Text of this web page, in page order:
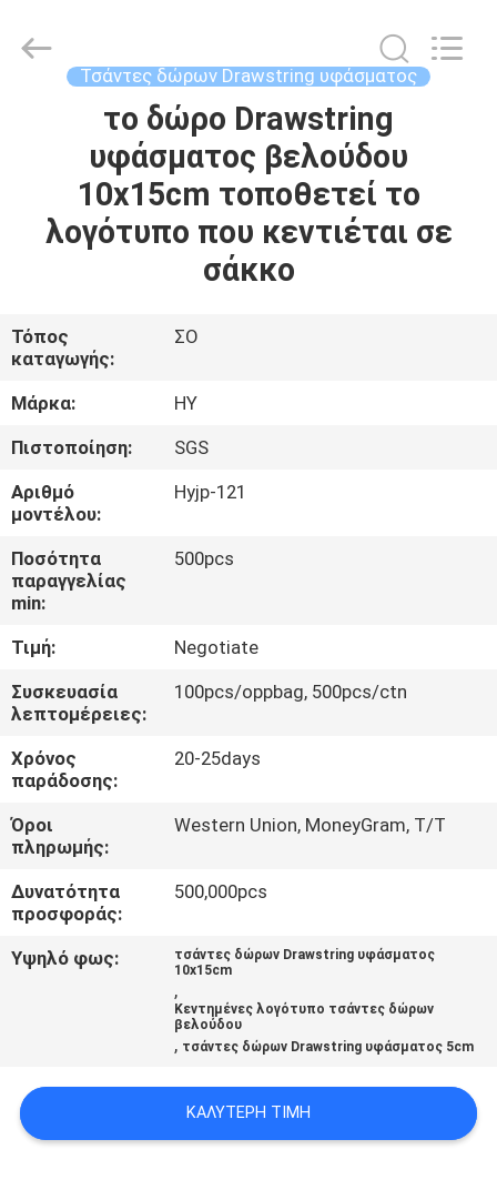
ΠΡΟΪΌΝΤΑ
ΣΧΕΤΙΚΆ
ΕΜΆΣ
ΕΠΙΣΚΈΨΕΙΣ
ΣΤΟ
ΕΡΓΟΣΤΆΣΙΟ
ΈΛΕΓΧΟΣ
ΠΟΙΌΤΗΤΑΣ
ΕΠΙΚΟΙΝΩΝΉΣΤΕ
ΜΑΖΊ
ΕΙΔΉΣΕΙΣ
ΖΗΤΉΣΤΕ
ΜΙΑ
ΠΡΟΣΦΟΡΆ
ΠΟΛΙΤΙΚΉ
ΑΠΟΡΡΉΤΟΥ
Co.,Ltd.
Τσάντες δώρων Drawstring υφάσματος
το δώρο Drawstring
υφάσματος βελούδου
10x15cm τοποθετεί το
λογότυπο που κεντιέται σε
σάκκο
Τόπος
καταγωγής:
ΣΟ
Μάρκα:
HY
Πιστοποίηση:
SGS
Αριθμό
μοντέλου:
Hyjp-121
Ποσότητα
παραγγελίας
min:
500pcs
Τιμή:
Negotiate
Συσκευασία
λεπτομέρειες:
100pcs/oppbag, 500pcs/ctn
Χρόνος
παράδοσης:
20-25days
Όροι
πληρωμής:
Western Union, MoneyGram, T/T
Δυνατότητα
προσφοράς:
500,000pcs
Υψηλό φως:
τσάντες δώρων Drawstring υφάσματος
10x15cm
,
Κεντημένες λογότυπο τσάντες δώρων
βελούδου
, τσάντες δώρων Drawstring υφάσματος 5cm
ΚΑΛΎΤΕΡΗ ΤΙΜΉ